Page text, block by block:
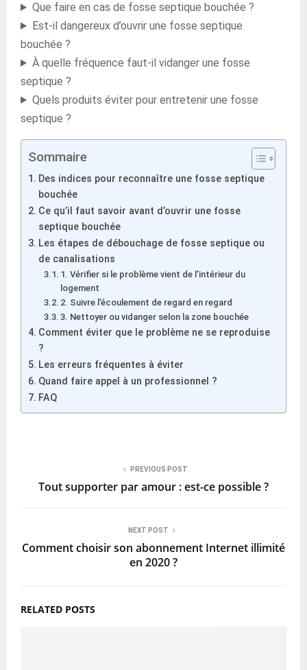
Que faire en cas de fosse septique bouchée ?
Est-il dangereux d’ouvrir une fosse septique
bouchée ?
À quelle fréquence faut-il vidanger une fosse
septique ?
Quels produits éviter pour entretenir une fosse
septique ?
Sommaire
Des indices pour reconnaître une fosse septique
bouchée
Ce qu’il faut savoir avant d’ouvrir une fosse
septique bouchée
Les étapes de débouchage de fosse septique ou
de canalisations
1. Vérifier si le problème vient de l’intérieur du
logement
2. Suivre l’écoulement de regard en regard
3. Nettoyer ou vidanger selon la zone bouchée
Comment éviter que le problème ne se reproduise
?
Les erreurs fréquentes à éviter
Quand faire appel à un professionnel ?
FAQ
PREVIOUS POST
Tout supporter par amour : est-ce possible ?
NEXT POST
Comment choisir son abonnement Internet illimité
en 2020 ?
RELATED POSTS